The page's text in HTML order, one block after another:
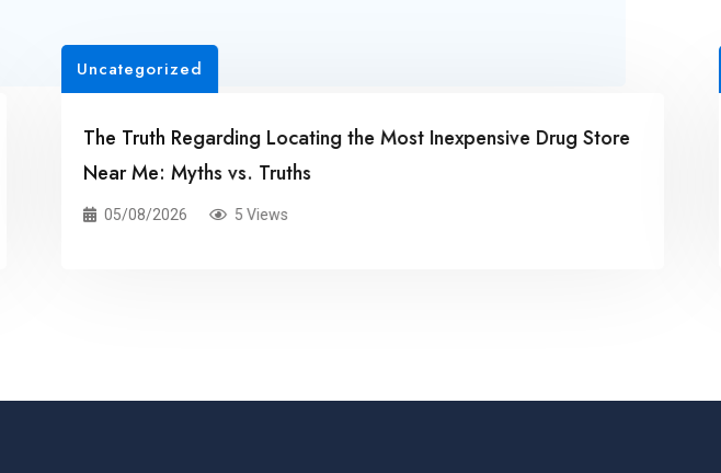
Uncategorized
The Truth Regarding Locating the Most Inexpensive Drug Store
Near Me: Myths vs. Truths
05/08/2026 5 Views